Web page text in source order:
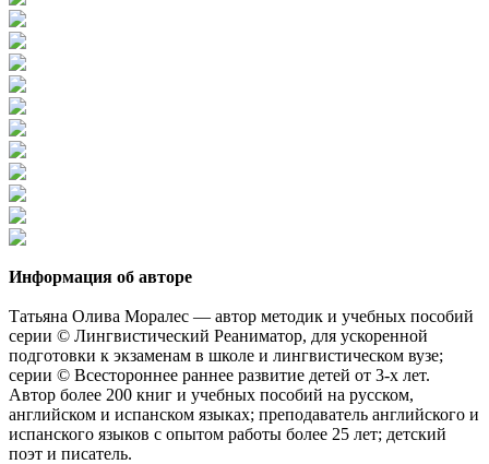
Информация об авторе
Татьяна Олива Моралес — автор методик и учебных пособий
серии © Лингвистический Реаниматор, для ускоренной
подготовки к экзаменам в школе и лингвистическом вузе;
серии © Всестороннее раннее развитие детей от 3-х лет.
Автор более 200 книг и учебных пособий на русском,
английском и испанском языках; преподаватель английского и
испанского языков c опытом работы более 25 лет; детский
поэт и писатель.